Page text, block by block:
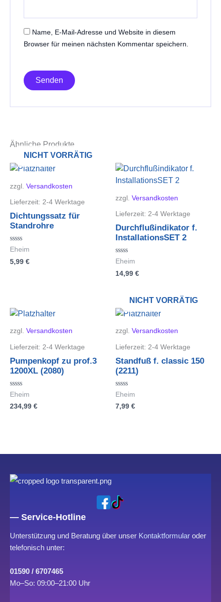
Name, E-Mail-Adresse und Website in diesem
Browser für meinen nächsten Kommentar speichern.
Ähnliche Produkte
NICHT VORRÄTIG
zzgl. Versandkosten
Lieferzeit: 2-4 Werktage
Dichtungssatz für
Standrohre
Bewertet
0
von
Eheim
5,99 €
zzgl. Versandkosten
Lieferzeit: 2-4 Werktage
Durchflußindikator f.
InstallationsSET 2
Bewertet
0
von
Eheim
14,99 €
zzgl. Versandkosten
Lieferzeit: 2-4 Werktage
Pumpenkopf zu prof.3
1200XL (2080)
Bewertet
0
Eheim
234,99 €
NICHT VORRÄTIG
zzgl. Versandkosten
Lieferzeit: 2-4 Werktage
Standfuß f. classic 150
(2211)
Bewertet
0
Eheim
7,99 €
— Service-Hotline
Unterstützung und Beratung über unser Kontaktformular oder
telefonisch unter:
01590 / 6707465
Mo–So: 09:00–21:00 Uhr